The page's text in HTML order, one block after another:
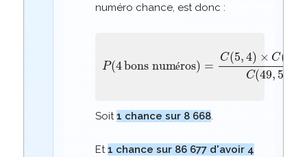
numéro chance, est donc :
×C(44, 1 )C(
Soit1 chance sur 8 668.
Et1 chance sur 86 677 d'avoir 4